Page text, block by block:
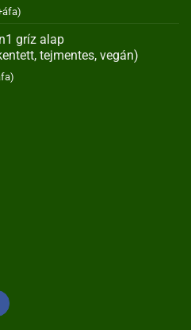
gríz alap
tejmentes, vegán)